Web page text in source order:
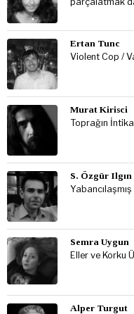
Ertan Tunc
Violent Cop /
Murat Kirisci
Toprağın
S. Özgür Ilgın
Semra Uygun
Eller ve Korku
Alper Turgut